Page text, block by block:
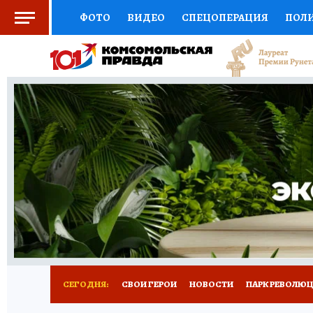
ФОТО ВИДЕО СПЕЦОПЕРАЦИЯ
СОЦПОДДЕРЖКА НАУКА СПОРТ
ВЫБОР ЭКСПЕРТОВ ДОКТОР
КНИЖНАЯ ПОЛКА ПРОГНОЗЫ НА СПОРТ
ПРЕСС-ЦЕНТР НЕДВИЖИМОСТЬ
ВСЕ О КП РАДИО КП РЕКЛАМА ТЕСТЫ
СЕГОДНЯ: СВОИ ГЕРОИ НОВОСТИ ПАРК